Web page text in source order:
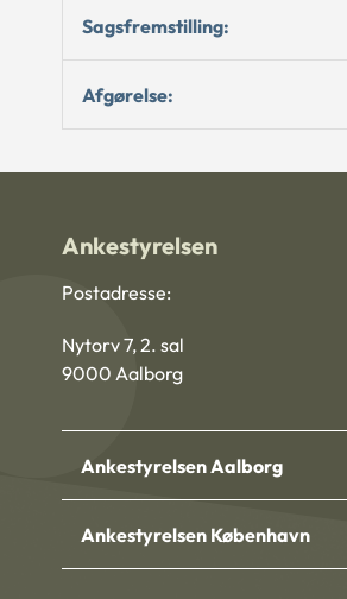
Sagsfremstilling:
Afgørelse:
Ankestyrelsen
Postadresse:
Nytorv 7, 2. sal
9000 Aalborg
Ankestyrelsen Aalborg
Ankestyrelsen København